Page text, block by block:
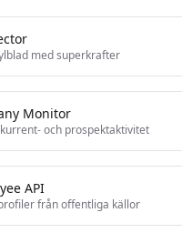
med superkrafter
Monitor
och prospektaktivitet
API
från offentliga källor